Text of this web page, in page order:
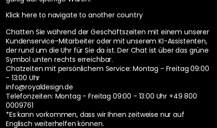
Klick here to navigate to another country
Chatten Sie während der Geschäftszeiten mit einem unserer
Kundenservice-Mitarbeiter oder mit unserem KI-Assistenten,
der rund um die Uhr für Sie da ist. Der Chat ist über das grüne
Symbol unten rechts erreichbar.
Chatzeiten mit persönlichem Service: Montag - Freitag 09:00
- 13:00 Uhr
info@royaldesign.de
Telefonzeiten: Montag - Freitag 09:00 - 13:00 Uhr +49 800
0009761
*Es kann vorkommen, dass wir Ihnen zeitweise nur auf
Englisch weiterhelfen können.